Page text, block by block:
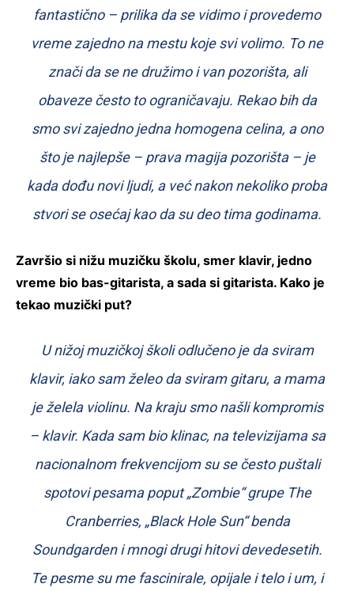
fantastično – prilika da se vidimo i provedemo
vreme zajedno na mestu koje svi volimo. To ne
znači da se ne družimo i van pozorišta, ali
obaveze često to ograničavaju. Rekao bih da
smo svi zajedno jedna homogena celina, a ono
što je najlepše – prava magija pozorišta – je
kada dođu novi ljudi, a već nakon nekoliko proba
stvori se osećaj kao da su deo tima godinama.
Završio si nižu muzičku školu, smer klavir, jedno
vreme bio bas-gitarista, a sada si gitarista. Kako je
tekao muzički put?
U nižoj muzičkoj školi odlučeno je da sviram
klavir, iako sam želeo da sviram gitaru, a mama
je želela violinu. Na kraju smo našli kompromis
– klavir. Kada sam bio klinac, na televizijama sa
nacionalnom frekvencijom su se često puštali
spotovi pesama poput „Zombie“ grupe The
Cranberries, „Black Hole Sun“ benda
Soundgarden i mnogi drugi hitovi devedesetih.
Te pesme su me fascinirale, opijale i telo i um, i